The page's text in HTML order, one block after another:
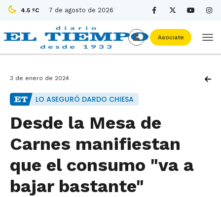
4.5 ºC 7 de agosto de 2026
Asociate
3 de enero de 2024
LO ASEGURÓ DARDO CHIESA
Desde la Mesa de
Carnes manifiestan
que el consumo "va a
bajar bastante"